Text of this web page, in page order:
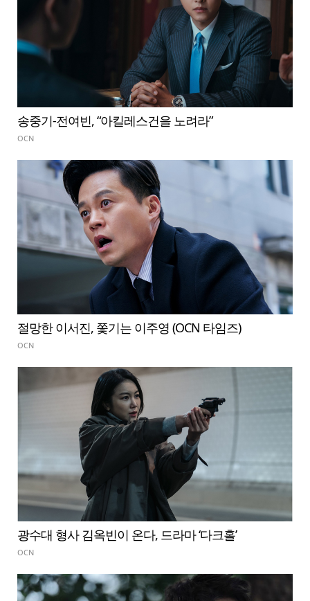
송중기-전여빈, “아킬레스건을 노려라”
OCN
절망한 이서진, 쫓기는 이주영 (OCN 타임즈)
OCN
광수대 형사 김옥빈이 온다, 드라마 ‘다크홀’
OCN